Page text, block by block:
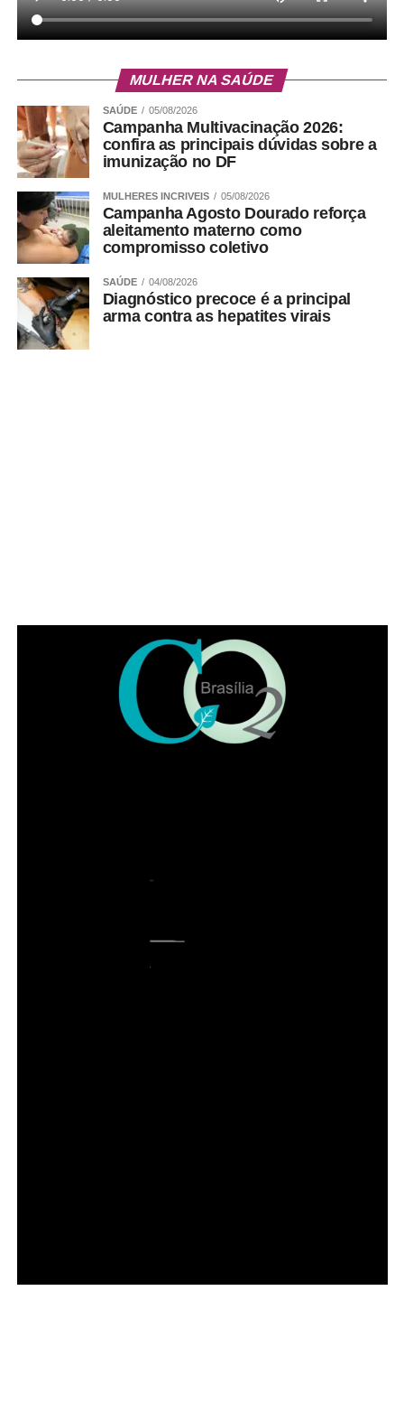
MULHER NA SAÚDE
SAÚDE 05/08/2026
Campanha Multivacinação 2026:
confira as principais dúvidas sobre a
imunização no DF
MULHERES INCRIVEIS 05/08/2026
Campanha Agosto Dourado reforça
aleitamento materno como
compromisso coletivo
SAÚDE 04/08/2026
Diagnóstico precoce é a principal
arma contra as hepatites virais